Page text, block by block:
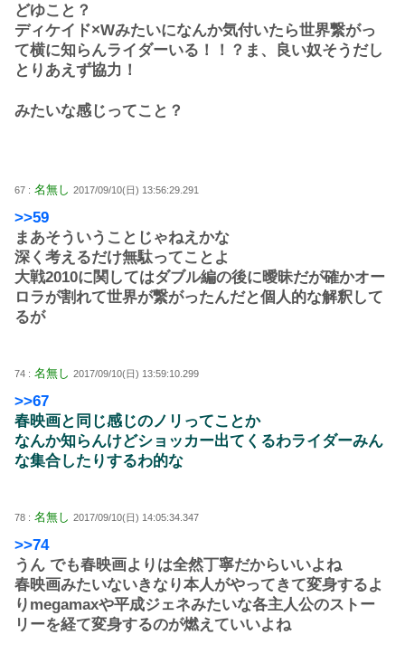
どゆこと？
ディケイド×Wみたいになんか気付いたら世界繋がっ
て横に知らんライダーいる！！？ま、良い奴そうだし
とりあえず協力！
みたいな感じってこと？
67 : 名無し 2017/09/10(日) 13:56:29.291
>>59
まあそういうことじゃねえかな
深く考えるだけ無駄ってことよ
大戦2010に関してはダブル編の後に曖昧だが確かオー
ロラが割れて世界が繋がったんだと個人的な解釈して
るが
74 : 名無し 2017/09/10(日) 13:59:10.299
>>67
春映画と同じ感じのノリってことか
なんか知らんけどショッカー出てくるわライダーみん
な集合したりするわ的な
78 : 名無し 2017/09/10(日) 14:05:34.347
>>74
うん でも春映画よりは全然丁寧だからいいよね
春映画みたいないきなり本人がやってきて変身するよ
りmegamaxや平成ジェネみたいな各主人公のストー
リーを経て変身するのが燃えていいよね